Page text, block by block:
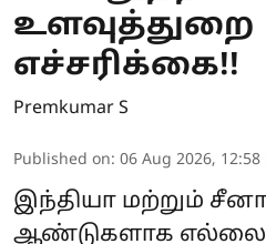
உளவுத்துறை
எச்சரிக்கை!!
Premkumar S
Published on: 06 Aug 2026, 12:58
இந்தியா மற்றும்
ஆண்டுகளாக எல்லைப்